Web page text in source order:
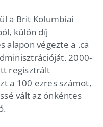
a Brit Kolumbiai
külön díj
alapon végezte a .ca
2000-
regisztrált
a 100 ezres számot,
vált az önkéntes